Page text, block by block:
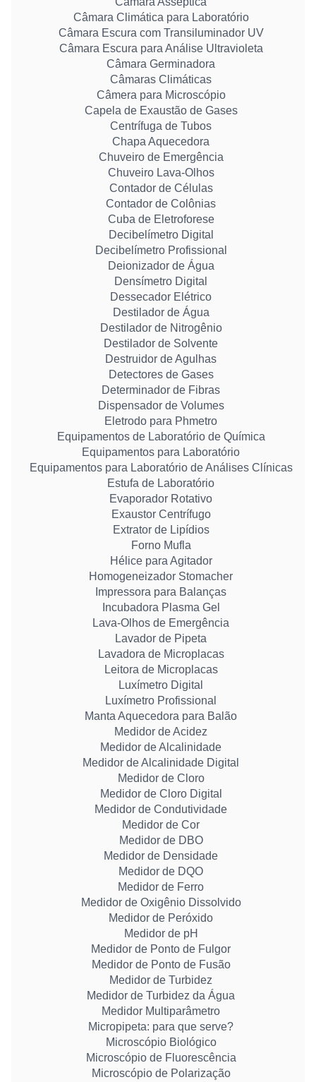
Câmara Climática para Laboratório
Câmara Escura com Transiluminador UV
Câmara Escura para Análise Ultravioleta
Câmara Germinadora
Câmaras Climáticas
Câmera para Microscópio
Capela de Exaustão de Gases
Centrífuga de Tubos
Chapa Aquecedora
Chuveiro de Emergência
Chuveiro Lava-Olhos
Contador de Células
Contador de Colônias
Cuba de Eletroforese
Decibelímetro Digital
Decibelímetro Profissional
Deionizador de Água
Densímetro Digital
Dessecador Elétrico
Destilador de Água
Destilador de Nitrogênio
Destilador de Solvente
Destruidor de Agulhas
Detectores de Gases
Determinador de Fibras
Dispensador de Volumes
Eletrodo para Phmetro
Equipamentos de Laboratório de Química
Equipamentos para Laboratório
Equipamentos para Laboratório de Análises Clínicas
Estufa de Laboratório
Evaporador Rotativo
Exaustor Centrífugo
Extrator de Lipídios
Forno Mufla
Hélice para Agitador
Homogeneizador Stomacher
Impressora para Balanças
Incubadora Plasma Gel
Lava-Olhos de Emergência
Lavador de Pipeta
Lavadora de Microplacas
Leitora de Microplacas
Luxímetro Digital
Luxímetro Profissional
Manta Aquecedora para Balão
Medidor de Acidez
Medidor de Alcalinidade
Medidor de Alcalinidade Digital
Medidor de Cloro
Medidor de Cloro Digital
Medidor de Condutividade
Medidor de Cor
Medidor de DBO
Medidor de Densidade
Medidor de DQO
Medidor de Ferro
Medidor de Oxigênio Dissolvido
Medidor de Peróxido
Medidor de pH
Medidor de Ponto de Fulgor
Medidor de Ponto de Fusão
Medidor de Turbidez
Medidor de Turbidez da Água
Medidor Multiparâmetro
Micropipeta: para que serve?
Microscópio Biológico
Microscópio de Fluorescência
Microscópio de Polarização